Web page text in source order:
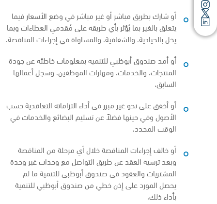
أو شارك بطريق مباشر أو غير مباشر في وضع الأسعار فيما
يتعلق بالغير بما يُؤثر بأي طريقة على مُقدمي العطاءات وبما
يخل بالحيادية، والشفافية، والمساواة في إجراءات المناقصة،
أو أمد صندوق أبوظبي للتنمية بمعلومات خاطئة عن جودة
المنتجات، والخدمات، ومهارات الموظفين، وسجل أعمالها
السابق،
أو أخفق على نحو غير مبرر في أداء التزاماته التعاقدية حسب
الأصول وفي حينها فضلاً عن تسليم البضائع والخدمات في
الوقت المحدد،
أو خالف إجراءات المناقصة خلال أي مرحلة من المناقصة
وبعد ترسية العقد عن طريق التواصل مع وحدات غير وحدة
المشتريات والعقود في صندوق أبوظبي للتنمية ما لم
يحصل المورد على إذن خطي من صندوق أبوظبي للتنمية
بأداء ذلك،